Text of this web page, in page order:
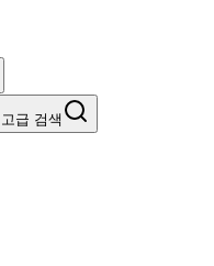
고급 검색